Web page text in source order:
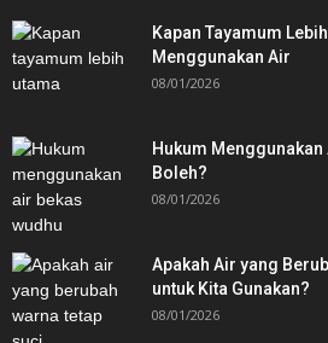
Kapan Tayamum
Menggunakan Air
08/01/2026
Hukum Menggunakan
Boleh?
08/01/2026
Apakah Air yang
untuk Kita Gunakan?
08/01/2026